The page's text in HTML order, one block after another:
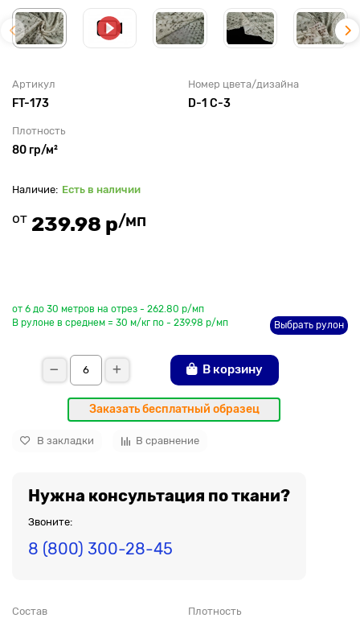
Артикул
FT-173
Номер цвета/дизайна
D-1 C-3
Плотность
80 гр/м²
Есть в наличии
от 239.98 р/мп
от 6 до 30 метров на отрез - 262.80 р/мп
В рулоне в среднем = 30 м/кг по - 239.98 р/мп
Выбрать рулон
В корзину
Заказать бесплатный образец
В закладки В сравнение
Нужна консультация по ткани?
Звоните:
8 (800) 300-28-45
Состав Плотность